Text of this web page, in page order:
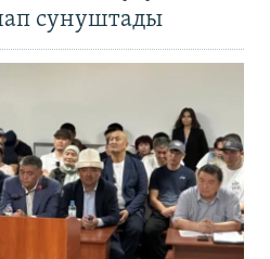
сунуштады